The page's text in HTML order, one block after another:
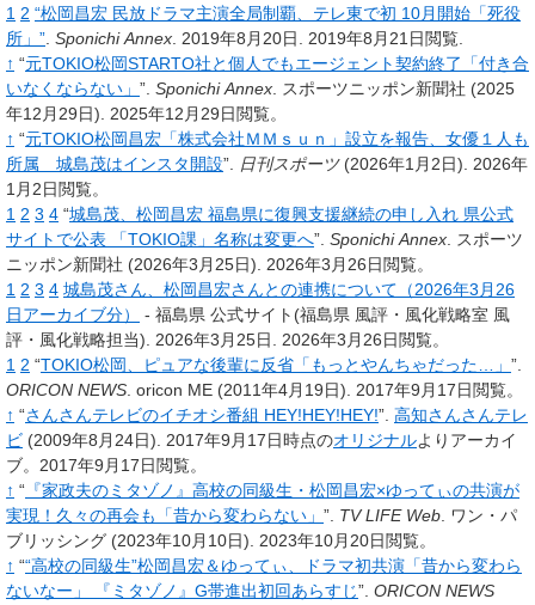
1 2 “松岡昌宏 民放ドラマ主演全局制覇、テレ東で初 10月開始「死役
所」”. Sponichi Annex. 2019年8月20日. 2019年8月21日閲覧.
↑ “元TOKIO松岡STARTO社と個人でもエージェント契約終了「付き合
いなくならない」 ”. Sponichi Annex. スポーツニッポン新聞社 (2025
年12月29日). 2025年12月29日閲覧。
↑ “元TOKIO松岡昌宏「株式会社ＭＭｓｕｎ」設立を報告、女優１人も
所属 城島茂はインスタ開設”. 日刊スポーツ (2026年1月2日). 2026年
1月2日閲覧。
1 2 3 4 “城島茂、松岡昌宏 福島県に復興支援継続の申し入れ 県公式
サイトで公表 「TOKIO課」名称は変更へ”. Sponichi Annex. スポーツ
ニッポン新聞社 (2026年3月25日). 2026年3月26日閲覧。
1 2 3 4 城島茂さん、松岡昌宏さんとの連携について（2026年3月26
日アーカイブ分）
- 福島県 公式サイト(福島県 風評・風化戦略室 風
評・風化戦略担当). 2026年3月25日. 2026年3月26日閲覧。
1 2 “TOKIO松岡、ピュアな後輩に反省「もっとやんちゃだった…」 ”.
ORICON NEWS. oricon ME (2011年4月19日). 2017年9月17日閲覧。
↑ “さんさんテレビのイチオシ番組 HEY!HEY!HEY!”. 高知さんさんテレ
ビ (2009年8月24日). 2017年9月17日時点のオリジナルよりアーカイ
ブ。2017年9月17日閲覧。
↑ “ 『家政夫のミタゾノ』高校の同級生・松岡昌宏×ゆってぃの共演が
実現！久々の再会も「昔から変わらない」 ”. TV LIFE Web. ワン・パ
ブリッシング (2023年10月10日). 2023年10月20日閲覧。
↑ ““高校の同級生”松岡昌宏＆ゆってぃ、ドラマ初共演「昔から変わら
ないなー」 『ミタゾノ』G帯進出初回あらすじ”. ORICON NEWS